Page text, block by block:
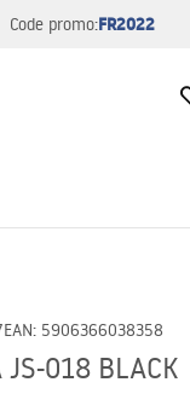
Code promo:FR2022
EAN: 5906366038358
018 BLACK